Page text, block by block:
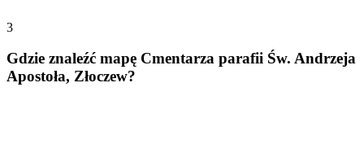
3
Gdzie znaleźć mapę Cmentarza parafii Św. Andrzeja
Apostoła, Złoczew?